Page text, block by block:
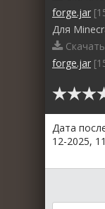
forge.jar
Для
forge.jar
Дата
12-2025,